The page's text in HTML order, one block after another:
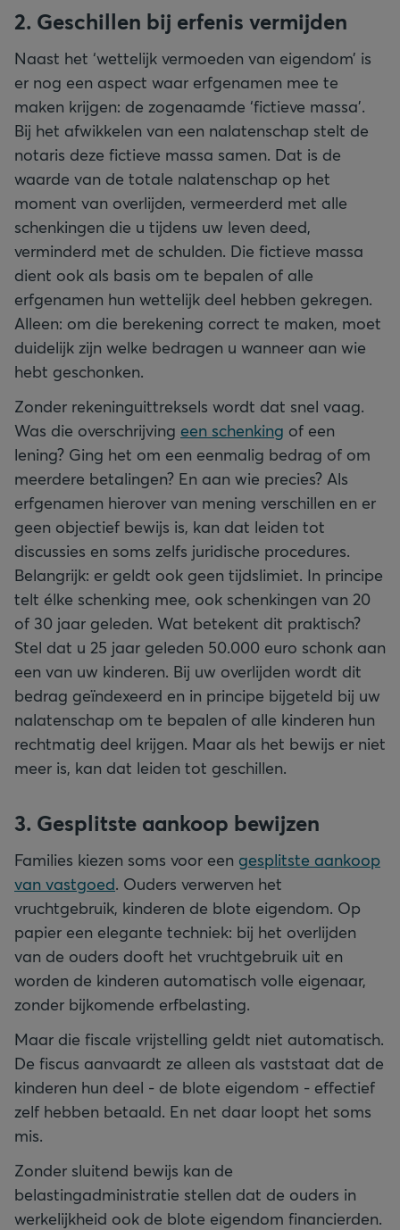
2. Geschillen bij erfenis vermijden
Naast het ‘wettelijk vermoeden van eigendom’ is
er nog een aspect waar erfgenamen mee te
maken krijgen: de zogenaamde ‘fictieve massa’.
Bij het afwikkelen van een nalatenschap stelt de
notaris deze fictieve massa samen. Dat is de
waarde van de totale nalatenschap op het
moment van overlijden, vermeerderd met alle
schenkingen die u tijdens uw leven deed,
verminderd met de schulden. Die fictieve massa
dient ook als basis om te bepalen of alle
erfgenamen hun wettelijk deel hebben gekregen.
Alleen: om die berekening correct te maken, moet
duidelijk zijn welke bedragen u wanneer aan wie
hebt geschonken.
Zonder rekeninguittreksels wordt dat snel vaag.
Was die overschrijving een schenking of een
lening? Ging het om een eenmalig bedrag of om
meerdere betalingen? En aan wie precies? Als
erfgenamen hierover van mening verschillen en er
geen objectief bewijs is, kan dat leiden tot
discussies en soms zelfs juridische procedures.
Belangrijk: er geldt ook geen tijdslimiet. In principe
telt élke schenking mee, ook schenkingen van 20
of 30 jaar geleden. Wat betekent dit praktisch?
Stel dat u 25 jaar geleden 50.000 euro schonk aan
een van uw kinderen. Bij uw overlijden wordt dit
bedrag geïndexeerd en in principe bijgeteld bij uw
nalatenschap om te bepalen of alle kinderen hun
rechtmatig deel krijgen. Maar als het bewijs er niet
meer is, kan dat leiden tot geschillen.
3. Gesplitste aankoop bewijzen
Families kiezen soms voor een gesplitste aankoop
van vastgoed. Ouders verwerven het
vruchtgebruik, kinderen de blote eigendom. Op
papier een elegante techniek: bij het overlijden
van de ouders dooft het vruchtgebruik uit en
worden de kinderen automatisch volle eigenaar,
zonder bijkomende erfbelasting.
Maar die fiscale vrijstelling geldt niet automatisch.
De fiscus aanvaardt ze alleen als vaststaat dat de
kinderen hun deel - de blote eigendom - effectief
zelf hebben betaald. En net daar loopt het soms
mis.
Zonder sluitend bewijs kan de
belastingadministratie stellen dat de ouders in
werkelijkheid ook de blote eigendom financierden.